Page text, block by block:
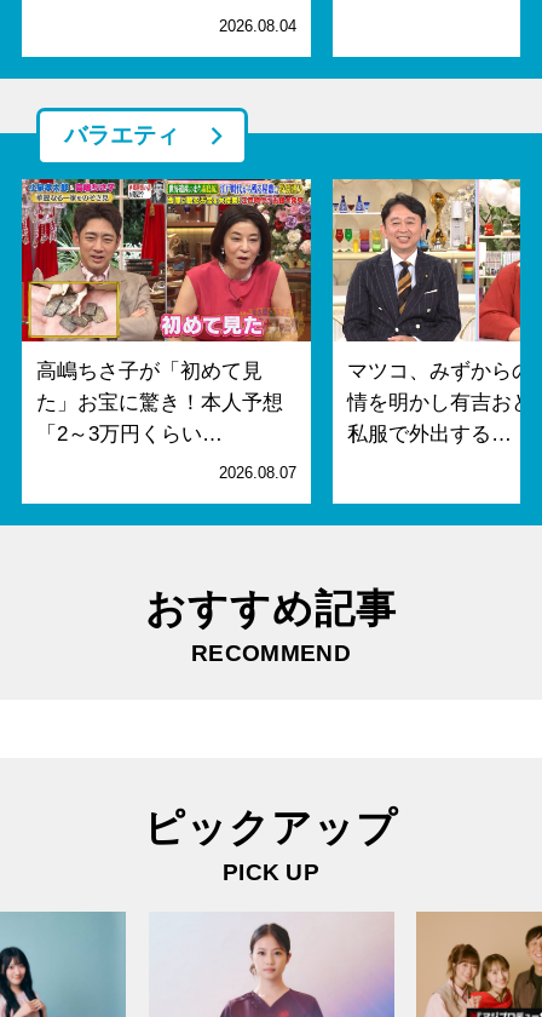
2026.08.04
バラエティ
高嶋ちさ子が「初めて見
た」お宝に驚き！本人予想
「2～3万円くらい…
2026.08.07
マツコ、みずからの
情を明かし有吉おど
私服で外出する…
おすすめ記事
RECOMMEND
ピックアップ
PICK UP